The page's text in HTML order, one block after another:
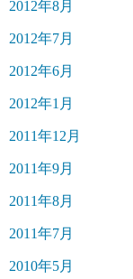
2012年8月
2012年7月
2012年6月
2012年1月
2011年12月
2011年9月
2011年8月
2011年7月
2010年5月